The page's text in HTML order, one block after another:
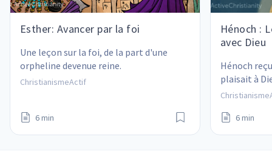
Esther: Avancer par la foi
Une leçon sur la foi, de la part d'une
orpheline devenue reine.
ChristianismeActif
6 min
Hénoch :
avec Dieu
Hénoch
plaisait à
6 min